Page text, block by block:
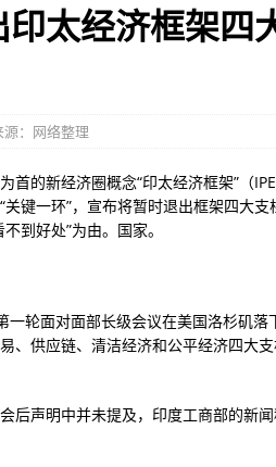
太经济框架四
源：网络整理
首的新经济圈概念“印太经济框架”（
键一环”，宣布将暂时退出框架四大
到好处”为由。国家。
一轮面对面部长级会议在美国洛杉矶
、供应链、清洁经济和公平经济四大
后声明中并未提及，印度工商部的新